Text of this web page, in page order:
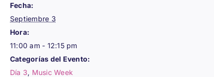
Fecha:
Septiembre 3
Hora:
11:00 am - 12:15 pm
Categorías del Evento:
Día 3, Music Week